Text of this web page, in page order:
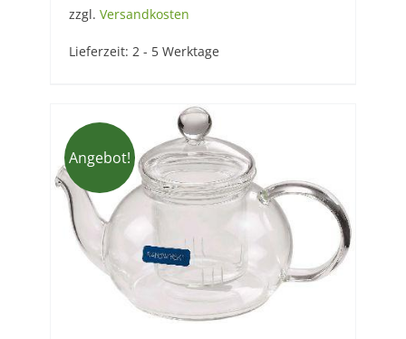
zzgl. Versandkosten
Lieferzeit: 2 - 5 Werktage
Angebot!